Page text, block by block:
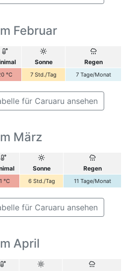
Februar
Sonne Regen
°C 7 Std./Tag 7 Tage/Monat
für Caruaru ansehen
März
Sonne Regen
°C 6 Std./Tag 11 Tage/Monat
für Caruaru ansehen
April